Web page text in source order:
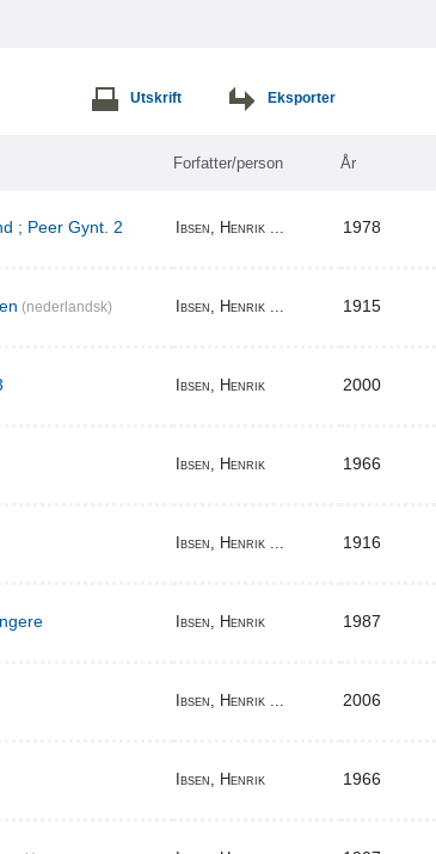
Utskrift Eksporter
Forfatter/person År
; Peer Gynt. 2 Ibsen, Henrik ... 1978
(nederlandsk) Ibsen, Henrik ... 1915
Ibsen, Henrik 2000
Ibsen, Henrik 1966
Ibsen, Henrik ... 1916
Ibsen, Henrik 1987
Ibsen, Henrik ... 2006
Ibsen, Henrik 1966